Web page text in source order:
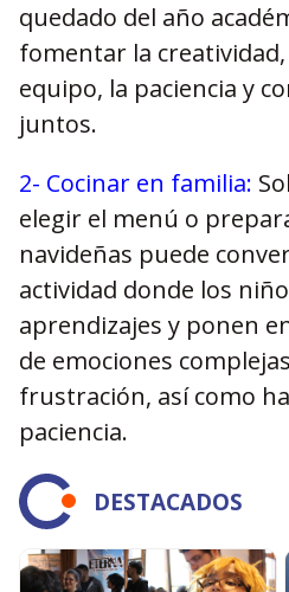
quedado del año
fomentar la
equipo, la paciencia y
juntos.
2- Cocinar en familia:
elegir el menú o
navideñas puede
actividad donde los
aprendizajes y ponen
de emociones
frustración, así como
paciencia.
DESTACADOS